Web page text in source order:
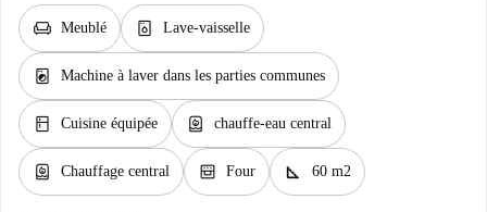
chair Meublé dishwasher_gen Lave-vaisselle
local_laundry_service Machine à laver dans les parties communes
kitchen Cuisine équipée water_heater chauffe-eau central
water_heater Chauffage central oven_gen Four square_foot 60 m2